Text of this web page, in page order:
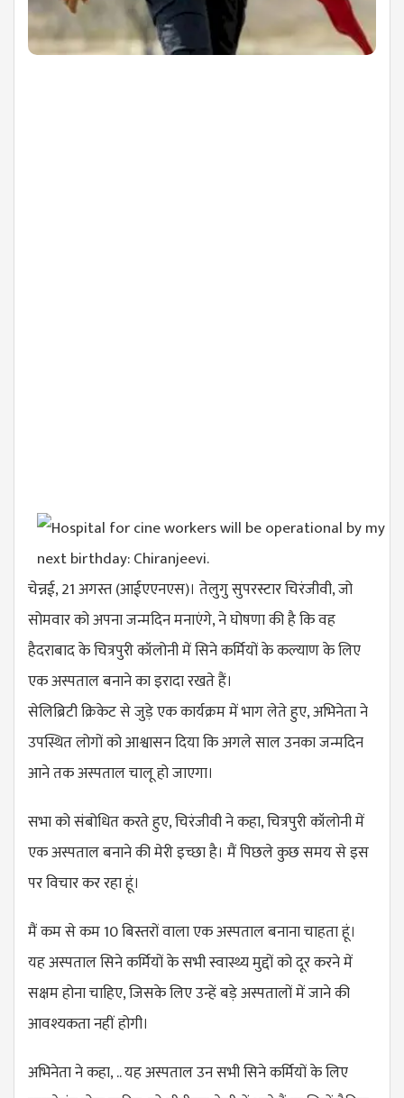
चेन्नई, 21 अगस्त (आईएएनएस)। तेलुगु सुपरस्टार चिरंजीवी, जो
सोमवार को अपना जन्मदिन मनाएंगे, ने घोषणा की है कि वह
हैदराबाद के चित्रपुरी कॉलोनी में सिने कर्मियों के कल्याण के लिए
एक अस्पताल बनाने का इरादा रखते हैं।
सेलिब्रिटी क्रिकेट से जुड़े एक कार्यक्रम में भाग लेते हुए, अभिनेता ने
उपस्थित लोगों को आश्वासन दिया कि अगले साल उनका जन्मदिन
आने तक अस्पताल चालू हो जाएगा।
सभा को संबोधित करते हुए, चिरंजीवी ने कहा, चित्रपुरी कॉलोनी में
एक अस्पताल बनाने की मेरी इच्छा है। मैं पिछले कुछ समय से इस
पर विचार कर रहा हूं।
मैं कम से कम 10 बिस्तरों वाला एक अस्पताल बनाना चाहता हूं।
यह अस्पताल सिने कर्मियों के सभी स्वास्थ्य मुद्दों को दूर करने में
सक्षम होना चाहिए, जिसके लिए उन्हें बड़े अस्पतालों में जाने की
आवश्यकता नहीं होगी।
अभिनेता ने कहा, .. यह अस्पताल उन सभी सिने कर्मियों के लिए